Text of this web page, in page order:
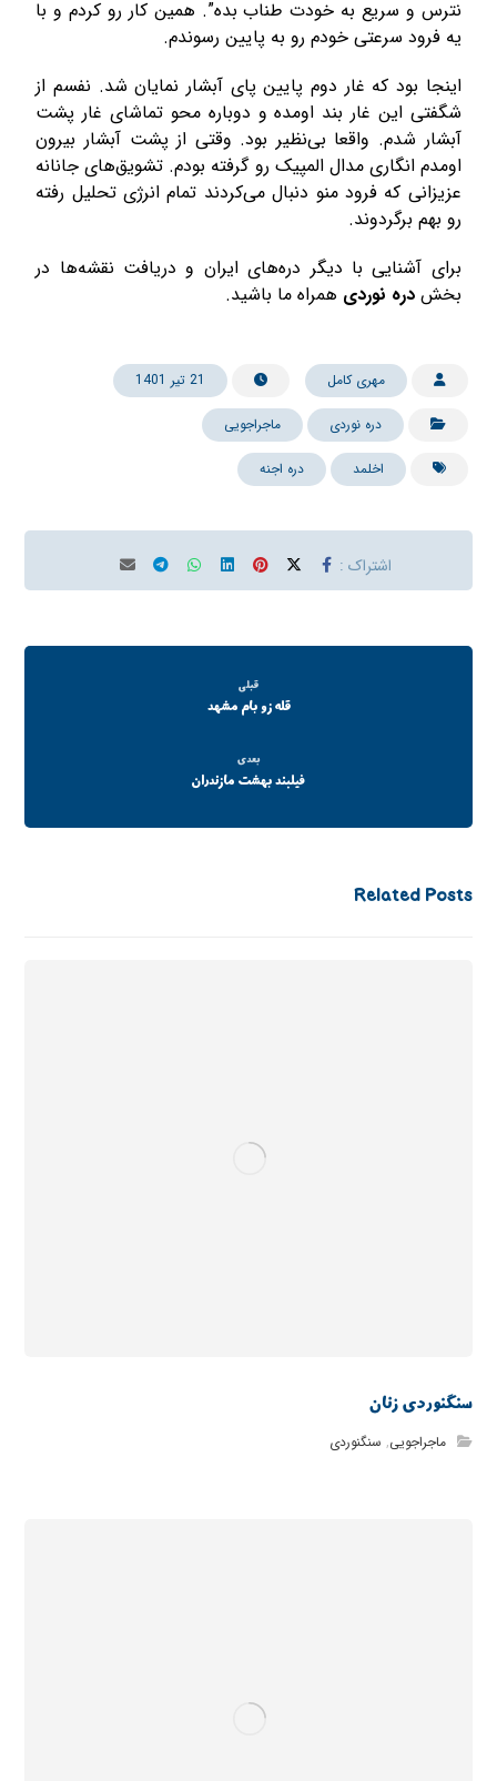
نترس و سریع به خودت طناب بده”. همین کار رو کردم و با
یه فرود سرعتی خودم رو به پایین رسوندم.
اینجا بود که غار دوم پایین پای آبشار نمایان شد. نفسم از
شگفتی این غار بند اومده و دوباره محو تماشای غار پشت
آبشار شدم. واقعا بی‌نظیر بود. وقتی از پشت آبشار بیرون
اومدم انگاری مدال المپیک رو گرفته بودم. تشویق‌های جانانه
عزیزانی که فرود منو دنبال می‌کردند تمام انرژی تحلیل رفته
رو بهم برگردوند.
برای آشنایی با دیگر دره‌های ایران و دریافت نقشه‌ها در
بخشدره نوردی همراه ما باشید.
مهری کامل 21 تیر 1401
دره نوردی ماجراجویی
اخلمد دره اجنه
قبلی
قله زو بام مشهد
بعدی
فیلبند بهشت مازندران
Related Posts
سنگنوردی زنان
ماجراجویی, سنگنوردی